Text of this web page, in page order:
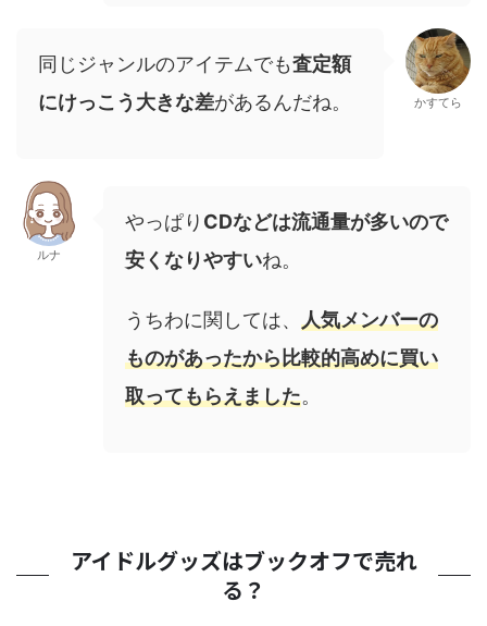
同じジャンルのアイテムでも査定額
にけっこう大きな差があるんだね。 かすてら
ルナ
やっぱり CDなどは流通量が多いので
安くなりやすいね。
うちわに関しては、 人気メンバーの
ものがあったから比較的高めに買い
取ってもらえました。
アイドルグッズはブックオフで売れ
る？